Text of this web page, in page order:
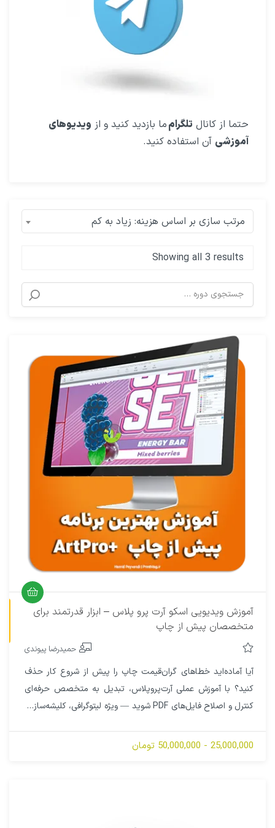
حتما از کانال تلگرامما بازدید کنید و از ویدیوهای
آموزشی آن استفاده کنید.
مرتب سازی بر اساس هزینه: زیاد به کم
Showing all 3 results
آموزش ویدیویی اسکو آرت پرو پلاس – ابزار قدرتمند برای
متخصصان پیش از چاپ
حمیدرضا پیوندی
آیا آماده‌اید خطاهای گران‌قیمت چاپ را پیش از شروع کار حذف
کنید؟ با آموزش عملی آرت‌پرو‌پلاس، تبدیل به متخصص حرفه‌ای
کنترل و اصلاح فایل‌های PDF شوید — ویژه لیتوگرافی، کلیشه‌سازی،
کنید!
25,000,000 - 50,000,000 تومان